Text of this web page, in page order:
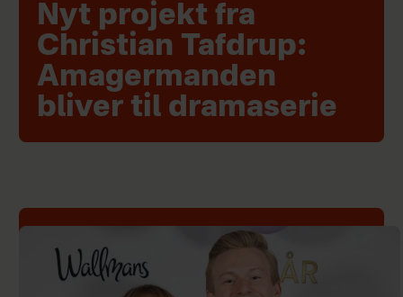
Nyt projekt fra
Christian Tafdrup:
Amagermanden
bliver til dramaserie